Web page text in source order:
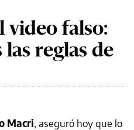
video falso:
reglas de
Macri, aseguró hoy que lo